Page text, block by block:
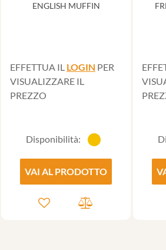
ENGLISH MUFFIN
EFFETTUA IL LOGIN PER
VISUALIZZARE IL
PREZZO
Disponibilità:
VAI AL PRODOTTO